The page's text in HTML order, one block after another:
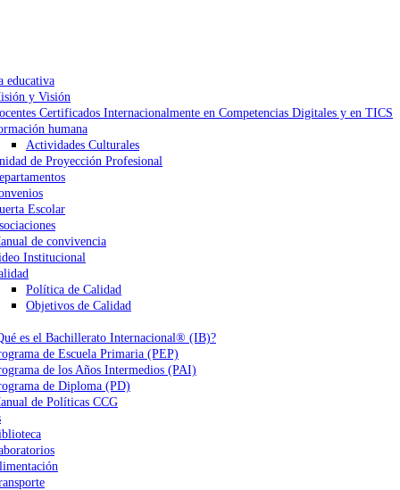
educativa
y Visión
Certificados Internacionalmente en Competencias Digitales y en TICS
humana
Actividades Culturales
de Proyección Profesional
Escolar
de convivencia
Institucional
Política de Calidad
Objetivos de Calidad
es el Bachillerato Internacional® (IB)?
de Escuela Primaria (PEP)
de los Años Intermedios (PAI)
de Diploma (PD)
de Políticas CCG